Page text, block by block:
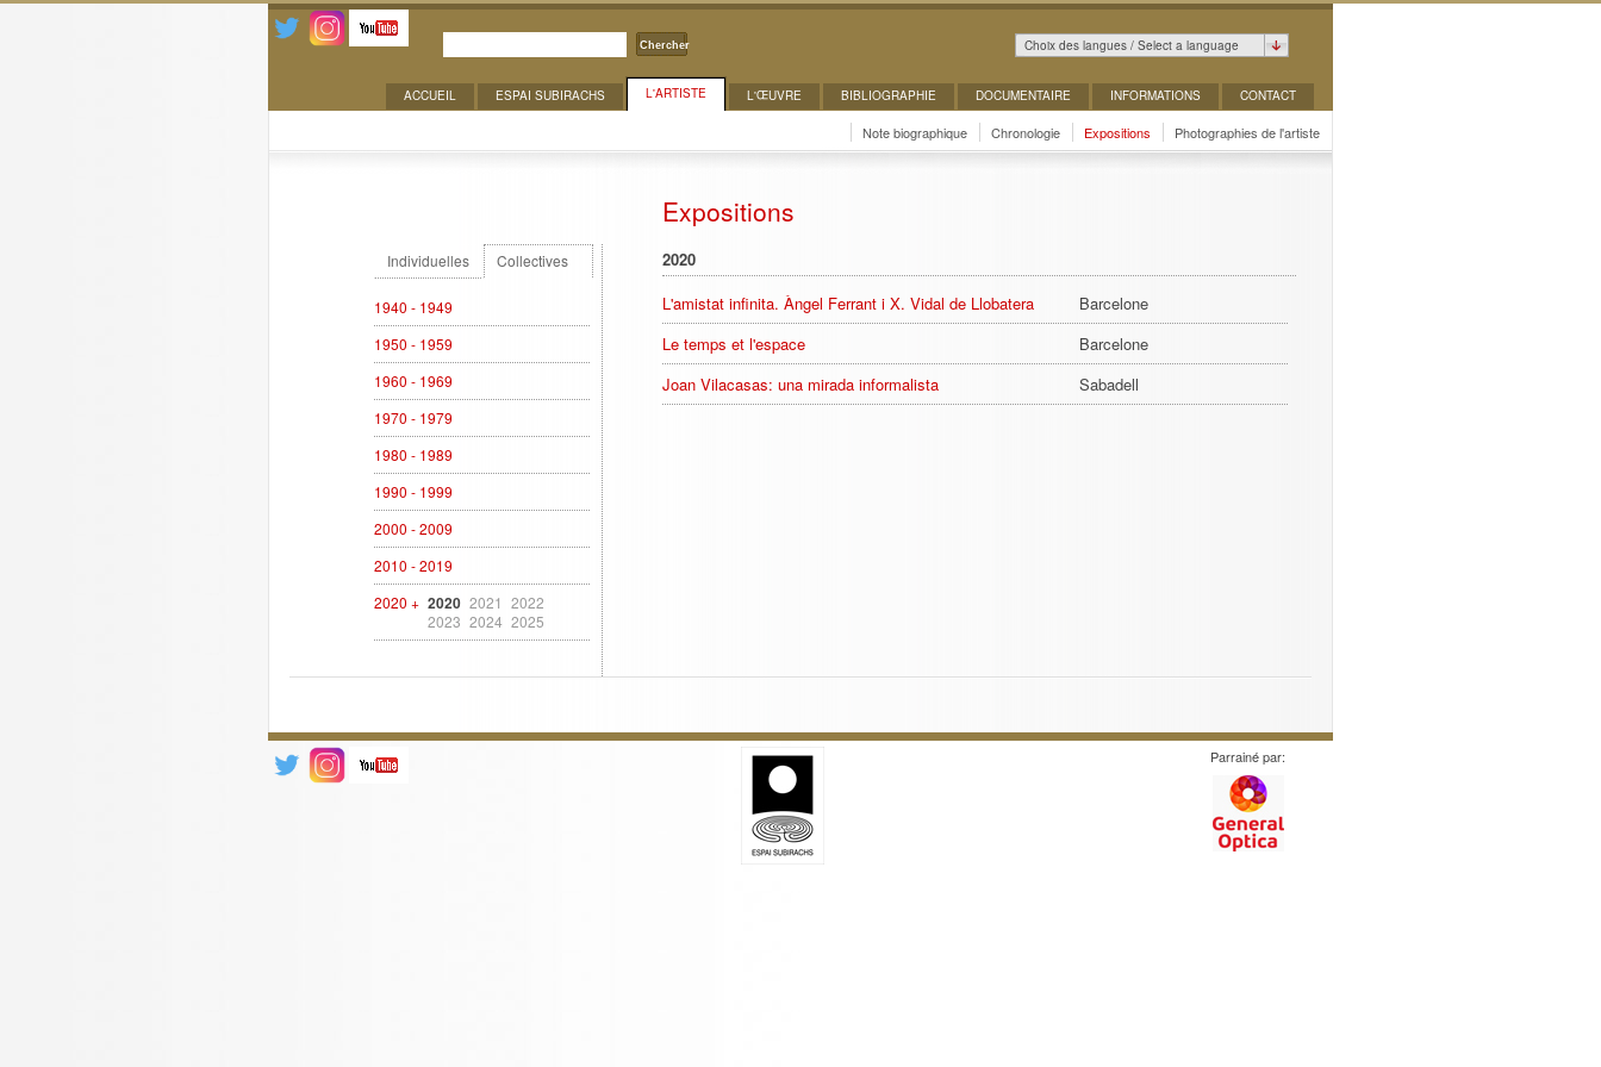
Chercher Choix des langues / Select a language
CONTACT
INFORMATIONS
DOCUMENTAIRE
BIBLIOGRAPHIE
L'ŒUVRE
L'ARTISTE
ESPAI SUBIRACHS
ACCUEIL
Photographies de l'artiste
Expositions
Chronologie
Note biographique
Expositions
Individuelles Collectives
1940 - 1949
1950 - 1959
1960 - 1969
1970 - 1979
1980 - 1989
1990 - 1999
2000 - 2009
2010 - 2019
2020 + 2020 2021 2022
2023 2024 2025
2020
L'amistat infinita. Àngel Ferrant i X. Vidal de Llobatera
Barcelone
Le temps et l'espace
Barcelone
Joan Vilacasas: una mirada informalista
Sabadell
Parrainé par: